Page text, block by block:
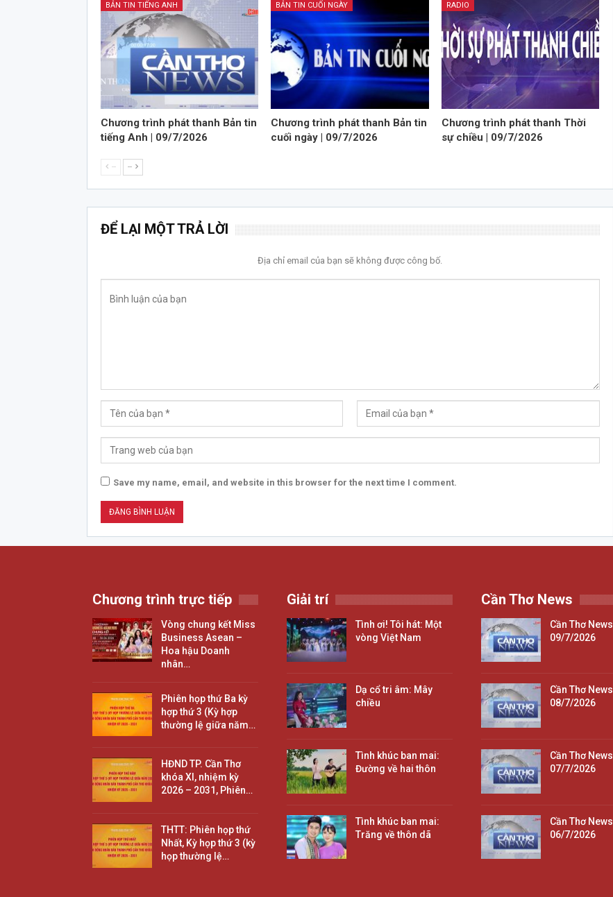
BẢN TIN TIẾNG ANH
Chương trình phát thanh Bản tin
tiếng Anh | 09/7/2026
BẢN TIN CUỐI NGÀY
Chương trình phát thanh Bản tin
cuối ngày | 09/7/2026
RADIO
Chương trình phát thanh Thời
sự chiều | 09/7/2026
-- --
ĐỂ LẠI MỘT TRẢ LỜI
Địa chỉ email của bạn sẽ không được công bố.
Save my name, email, and website in this browser for the next time I comment.
Chương trình trực tiếp
Vòng chung kết Miss
Business Asean –
Hoa hậu Doanh
nhân…
Phiên họp thứ Ba kỳ
hợp thứ 3 (Kỳ hợp
thường lệ giữa năm…
HĐND TP. Cần Thơ
khóa XI, nhiệm kỳ
2026 – 2031, Phiên…
THTT: Phiên họp thứ
Nhất, Kỳ họp thứ 3 (kỳ
họp thường lệ…
Giải trí
Tình ơi! Tôi hát: Một
vòng Việt Nam
Dạ cổ tri âm: Mây
chiều
Tình khúc ban mai:
Đường về hai thôn
Tình khúc ban mai:
Trăng về thôn dã
Cần Thơ News
Cần Thơ News |
09/7/2026
Cần Thơ News |
08/7/2026
Cần Thơ News |
07/7/2026
Cần Thơ News |
06/7/2026